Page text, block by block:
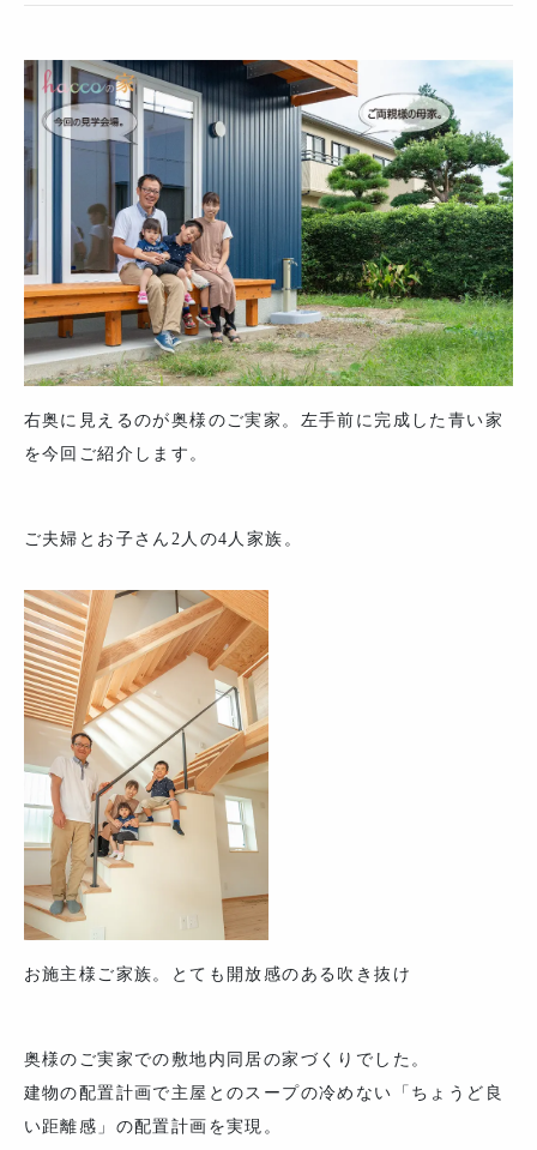
右奥に見えるのが奥様のご実家。左手前に完成した青い家
を今回ご紹介します。
ご夫婦とお子さん2人の4人家族。
お施主様ご家族。とても開放感のある吹き抜け
奥様のご実家での敷地内同居の家づくりでした。
建物の配置計画で主屋とのスープの冷めない「ちょうど良
い距離感」の配置計画を実現。